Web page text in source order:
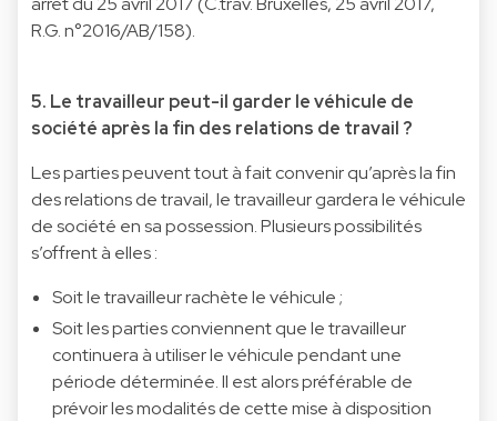
R.G. n°2016/AB/158).
5. Le travailleur peut-il garder le véhicule de
société après la fin des relations de travail ?
Les parties peuvent tout à fait convenir qu’après la fin
des relations de travail, le travailleur gardera le véhicule
de société en sa possession. Plusieurs possibilités
s’offrent à elles :
Soit le travailleur rachète le véhicule ;
Soit les parties conviennent que le travailleur
continuera à utiliser le véhicule pendant une
période déterminée. Il est alors préférable de
prévoir les modalités de cette mise à disposition